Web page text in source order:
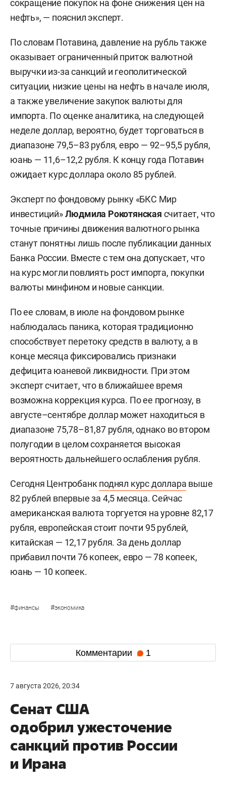
сокращение покупок на фоне снижения цен на
нефть», — пояснил эксперт.
По словам Потавина, давление на рубль также
оказывает ограниченный приток валютной
выручки из-за санкций и геополитической
ситуации, низкие цены на нефть в начале июля,
а также увеличение закупок валюты для
импорта. По оценке аналитика, на следующей
неделе доллар, вероятно, будет торговаться в
диапазоне 79,5–83 рубля, евро — 92–95,5 рубля,
юань — 11,6–12,2 рубля. К концу года Потавин
ожидает курс доллара около 85 рублей.
Эксперт по фондовому рынку «БКС Мир
инвестиций»Людмила Рокотянская считает, что
точные причины движения валютного рынка
станут понятны лишь после публикации данных
Банка России. Вместе с тем она допускает, что
на курс могли повлиять рост импорта, покупки
валюты минфином и новые санкции.
По ее словам, в июле на фондовом рынке
наблюдалась паника, которая традиционно
способствует перетоку средств в валюту, а в
конце месяца фиксировались признаки
дефицита юаневой ликвидности. При этом
эксперт считает, что в ближайшее время
возможна коррекция курса. По ее прогнозу, в
августе–сентябре доллар может находиться в
диапазоне 75,78–81,87 рубля, однако во втором
полугодии в целом сохраняется высокая
вероятность дальнейшего ослабления рубля.
Сегодня Центробанкподнял курс доллара выше
82 рублей впервые за 4,5 месяца. Сейчас
американская валюта торгуется на уровне 82,17
рубля, европейская стоит почти 95 рублей,
китайская — 12,17 рубля. За день доллар
прибавил почти 76 копеек, евро — 78 копеек,
юань — 10 копеек.
#финансы #экономика
Комментарии 1
7 августа 2026, 20:34
Сенат США
одобрил ужесточение
санкций против России
и Ирана